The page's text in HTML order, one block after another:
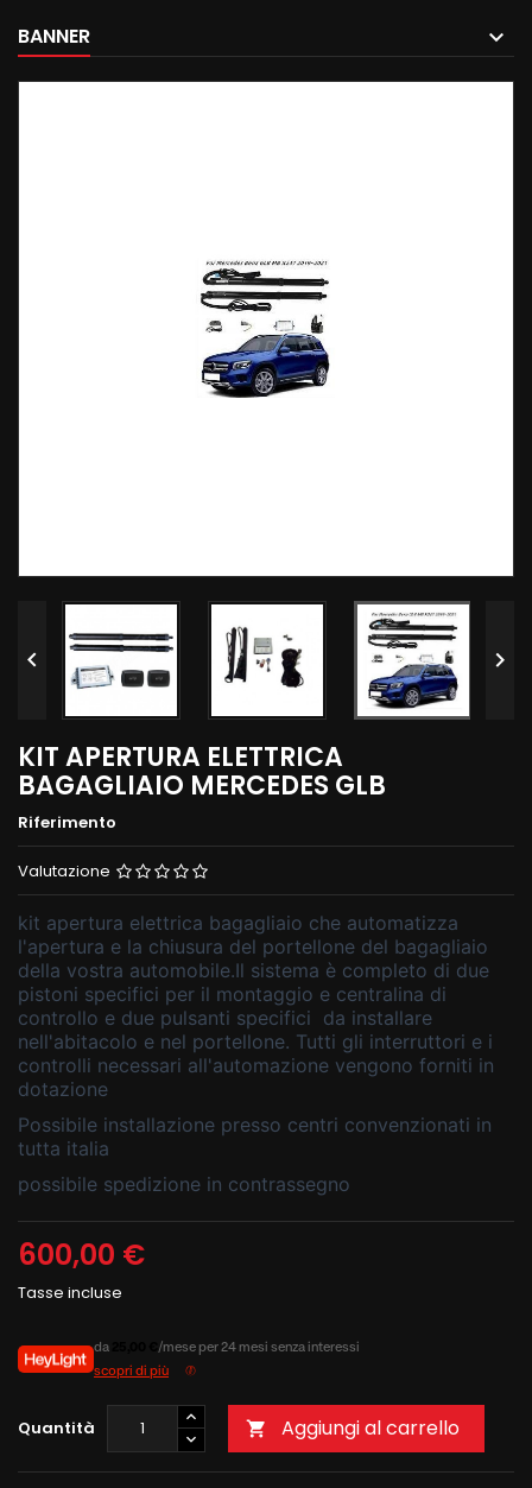
BANNER
 
KIT APERTURA ELETTRICA
BAGAGLIAIO MERCEDES GLB
Riferimento
Valutazione
kit apertura elettrica bagagliaio che automatizza
l'apertura e la chiusura del portellone del bagagliaio
della vostra automobile.Il sistema è completo di due
pistoni specifici per il montaggio e centralina di
controllo e due pulsanti specifici da installare
nell'abitacolo e nel portellone. Tutti gli interruttori e i
controlli necessari all'automazione vengono forniti in
dotazione
Possibile installazione presso centri convenzionati in
tutta italia
possibile spedizione in contrassegno
600,00 €
Tasse incluse
da
/mese per 24 mesi senza interessi
scopri di più
Quantità  Aggiungi al carrello